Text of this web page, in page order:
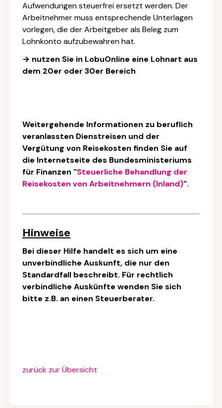
Aufwendungen steuerfrei ersetzt werden. Der
Arbeitnehmer muss entsprechende Unterlagen
vorlegen, die der Arbeitgeber als Beleg zum
Lohnkonto aufzubewahren hat.
→ nutzen Sie in LobuOnline eine Lohnart aus
dem 20er oder 30er Bereich
Weitergehende Informationen zu beruflich
veranlassten Dienstreisen und der
Vergütung von Reisekosten finden Sie auf
die Internetseite des Bundesministeriums
für Finanzen "Steuerliche Behandlung der
Reisekosten von Arbeitnehmern (Inland)".
Hinweise
Bei dieser Hilfe handelt es sich um eine
unverbindliche Auskunft, die nur den
Standardfall beschreibt. Für rechtlich
verbindliche Auskünfte wenden Sie sich
bitte z.B. an einen Steuerberater.
zurück zur Übersicht